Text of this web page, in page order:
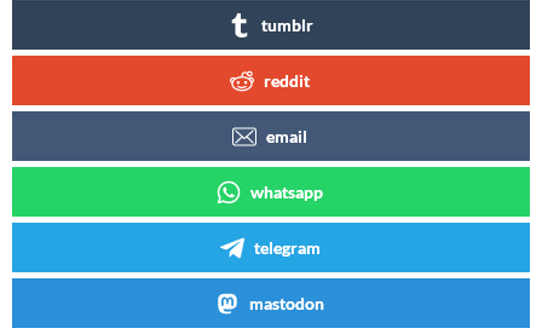
tumblr
reddit
email
whatsapp
telegram
mastodon